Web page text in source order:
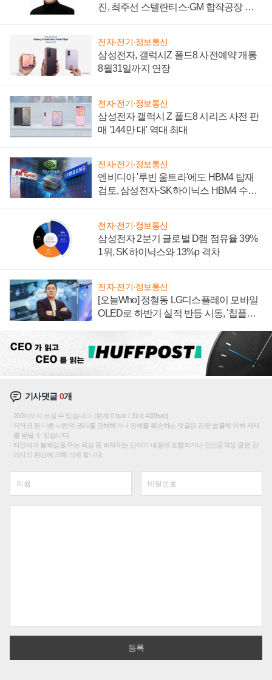
진, 최주선 스텔란티스·GM 합작공장 건
전자·전기·정보통신
삼성전자, 갤럭시Z 폴드8 사전예약 개통
8월31일까지 연장
전자·전기·정보통신
삼성전자 갤럭시 Z 폴드8 시리즈 사전 판
매 '144만 대' 역대 최대
전자·전기·정보통신
엔비디아 '루빈 울트라'에도 HBM4 탑재
검토, 삼성전자·SK하이닉스 HBM4 수율
전자·전기·정보통신
삼성전자 2분기 글로벌 D램 점유율 39%
1위, SK하이닉스와 13%p 격차
전자·전기·정보통신
[오늘Who] 정철동 LG디스플레이 모바일
OLED로 하반기 실적 반등 시동, '칩플레
기사댓글0개
200자까지 쓰실 수 있습니다. (현재 0 byte / 최대 400byte)
저작권 등 다른 사람의 권리를 침해하거나 명예를 훼손하는 댓글은 관련 법률에 의해 제재
를 받을 수 있습니다.
타인에게 불쾌감을 주는 욕설 등 비하하는 단어가 내용에 포함되거나 인신공격성 글은 관
리자의 판단에 의해 삭제 합니다.